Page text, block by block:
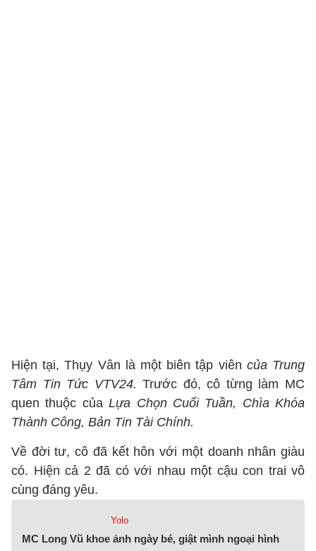
Hiện tại, Thụy Vân là một biên tập viên của Trung
Tâm Tin Tức VTV24.Trước đó, cô từng làm MC
quen thuộc củaLựa Chọn Cuối Tuần, Chìa Khóa
Thành Công, Bản Tin Tài Chính.
Về đời tư, cô đã kết hôn với một doanh nhân giàu
có. Hiện cả 2 đã có với nhau một cậu con trai vô
cùng đáng yêu.
Yolo
MC Long Vũ khoe ảnh ngày bé, giật mình ngoại hình